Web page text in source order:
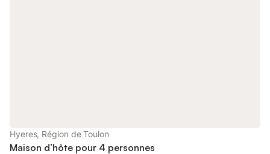
Hyeres, Région de Toulon
Maison d’hôte pour 4 personnes